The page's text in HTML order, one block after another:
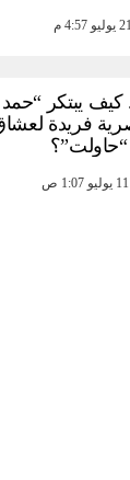
كيف يبتكر “حمد
فريدة